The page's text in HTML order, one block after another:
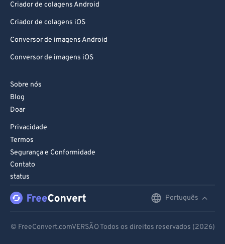
Criador de colagens Android
Criador de colagens iOS
Conversor de imagens Android
Conversor de imagens iOS
Sobre nós
Blog
Doar
Privacidade
Termos
Segurança e Conformidade
Contato
status
Português
© FreeConvert.comVERSÃO Todos os direitos reservados (2026)